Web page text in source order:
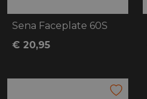
Sena Faceplate 60S
€ 20,95